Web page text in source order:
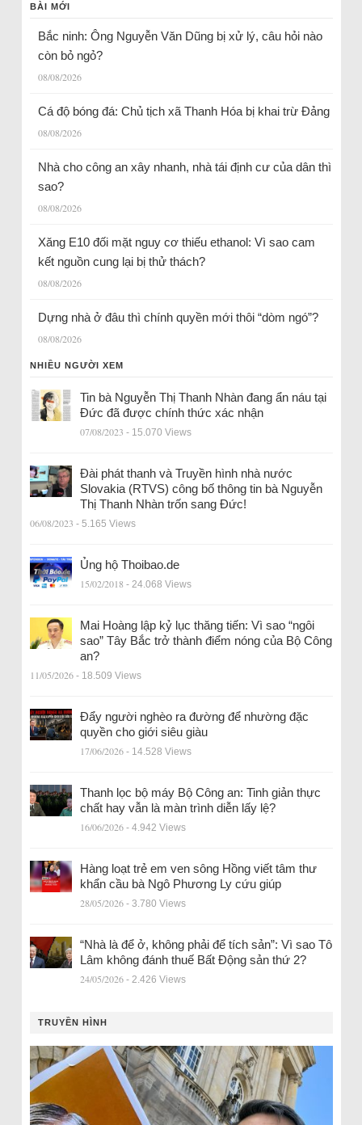
BÀI MỚI
Bắc ninh: Ông Nguyễn Văn Dũng bị xử lý, câu hỏi nào
còn bỏ ngỏ?
08/08/2026
Cá độ bóng đá: Chủ tịch xã Thanh Hóa bị khai trừ Đảng
08/08/2026
Nhà cho công an xây nhanh, nhà tái định cư của dân thì
sao?
08/08/2026
Xăng E10 đối mặt nguy cơ thiếu ethanol: Vì sao cam
kết nguồn cung lại bị thử thách?
08/08/2026
Dựng nhà ở đâu thì chính quyền mới thôi “dòm ngó”?
08/08/2026
NHIỀU NGƯỜI XEM
Tin bà Nguyễn Thị Thanh Nhàn đang ẩn náu tại
Đức đã được chính thức xác nhận
07/08/2023 - 15.070 Views
Đài phát thanh và Truyền hình nhà nước
Slovakia (RTVS) công bố thông tin bà Nguyễn
Thị Thanh Nhàn trốn sang Đức!
06/08/2023 - 5.165 Views
Ủng hộ Thoibao.de
15/02/2018 - 24.068 Views
Mai Hoàng lập kỷ lục thăng tiến: Vì sao “ngôi
sao” Tây Bắc trở thành điểm nóng của Bộ Công
an?
11/05/2026 - 18.509 Views
Đẩy người nghèo ra đường để nhường đặc
quyền cho giới siêu giàu
17/06/2026 - 14.528 Views
Thanh lọc bộ máy Bộ Công an: Tinh giản thực
chất hay vẫn là màn trình diễn lấy lệ?
16/06/2026 - 4.942 Views
Hàng loạt trẻ em ven sông Hồng viết tâm thư
khẩn cầu bà Ngô Phương Ly cứu giúp
28/05/2026 - 3.780 Views
“Nhà là để ở, không phải để tích sản”: Vì sao Tô
Lâm không đánh thuế Bất Động sản thứ 2?
24/05/2026 - 2.426 Views
TRUYỀN HÌNH